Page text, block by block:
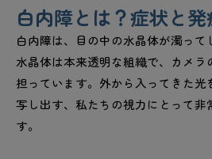
白内障とは？症状と
白内障は、目の中の水晶体が濁って
水晶体は本来透明な組織で、カメラ
担っています。外から入ってきた光
写し出す、私たちの視力にとって非
す。